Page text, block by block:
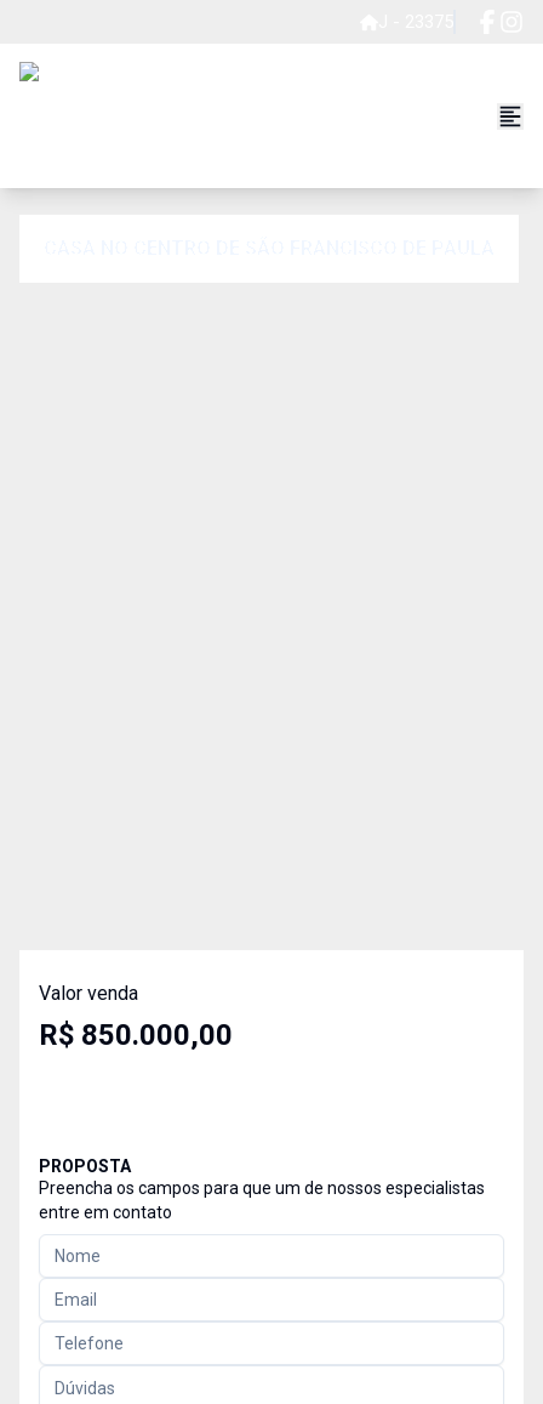
Valor venda
R$ 850.000,00
PROPOSTA
Preencha os campos para que um de nossos especialistas
entre em contato